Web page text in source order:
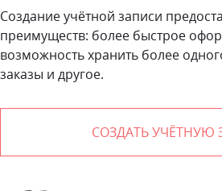
Создание учётной записи
преимуществ: более быстрое
возможность хранить более
заказы и другое.
СОЗДАТЬ УЧЁТНУЮ